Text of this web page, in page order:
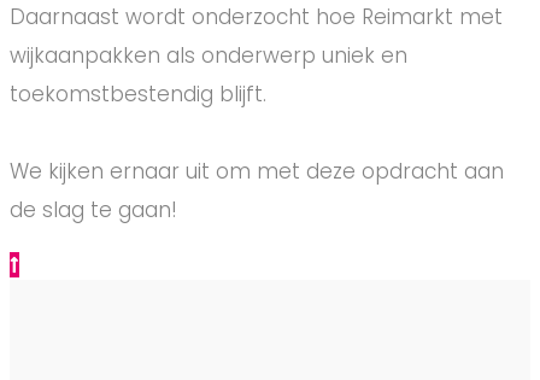
Daarnaast wordt onderzocht hoe Reimarkt met
wijkaanpakken als onderwerp uniek en
toekomstbestendig blijft.
We kijken ernaar uit om met deze opdracht aan
de slag te gaan!